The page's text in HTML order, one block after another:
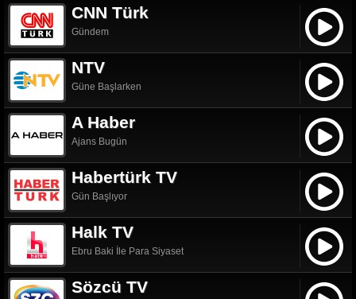
CNN Türk
Gündem
NTV
Güne Başlarken
A Haber
Ajans Bugün
Habertürk TV
Gün Başlıyor
Halk TV
Ebru Baki İle Para Siyaset
Sözcü TV